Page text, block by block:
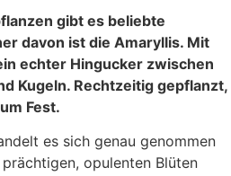
gibt es beliebte
davon ist die Amaryllis. Mit
echter Hingucker zwischen
Kugeln. Rechtzeitig gepflanzt,
Fest.
es sich genau genommen
opulenten Blüten